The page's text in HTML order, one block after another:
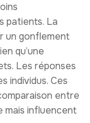
patients. La
un gonflement
qu’une
Les réponses
individus. Ces
entre
mais influencent